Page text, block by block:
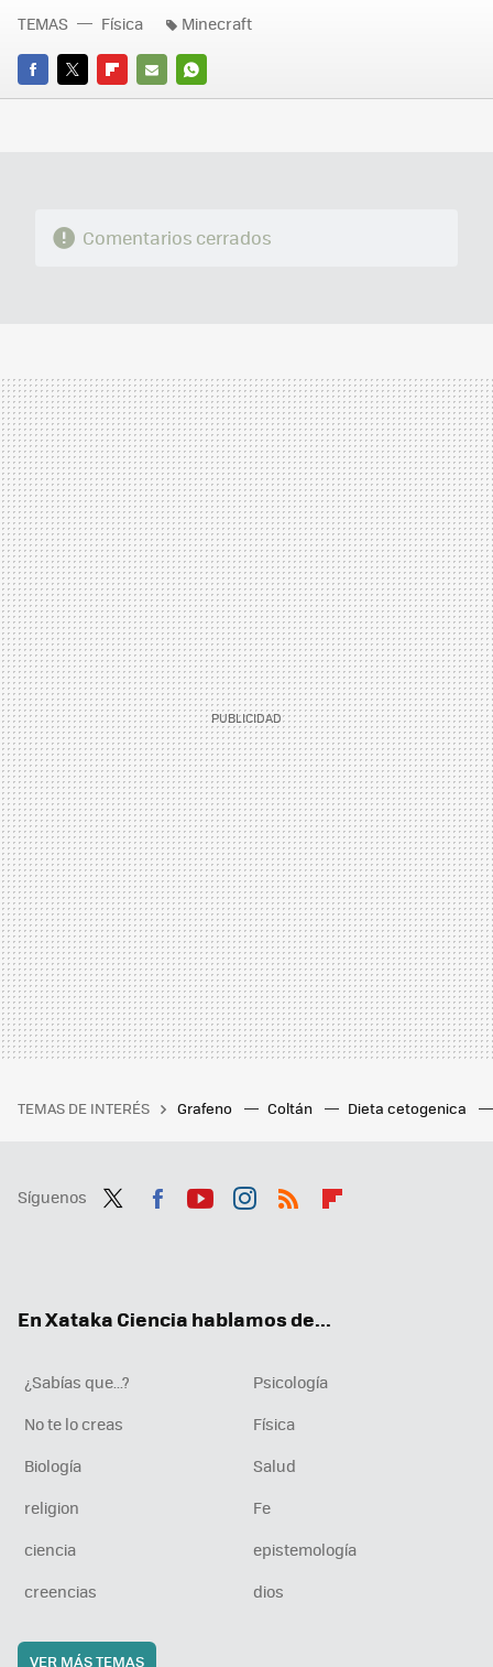
FACEBOOK
TWITTERFLIPBOARD
E-
WHATSAPP
TEMAS Física Minecraft
Comentarios cerrados
TEMAS DE INTERÉS Grafeno Coltán Dieta cetogenica
Síguenos
En Xataka Ciencia hablamos de...
¿Sabías que...?
Psicología
No te lo creas
Física
Biología
Salud
religion
Fe
ciencia
epistemología
creencias
dios
VER MÁS TEMAS